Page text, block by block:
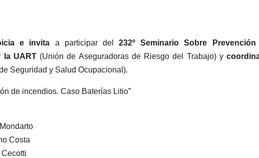
e invita a participar del232º Seminario Sobre
la UART(Unión de Aseguradoras de Riesgo del Trabajo) y
Seguridad y Salud Ocupacional).
de incendios. Caso Baterías Litio”
Costa